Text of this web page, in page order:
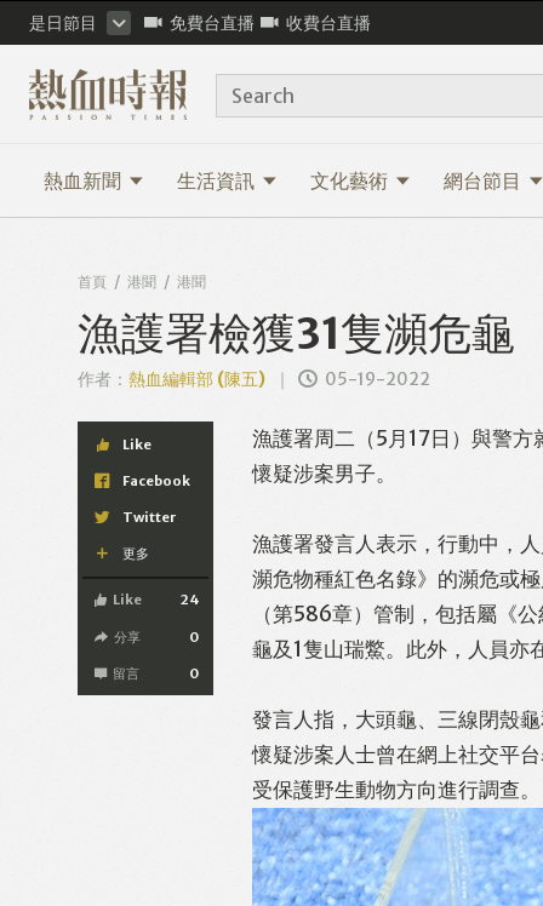
是日節目 免費台直播 收費台直播
熱血新聞 生活資訊 文化藝術 網台節目
Search
首頁 港聞 港聞
漁護署檢獲31隻瀕危
作者： 熱血編輯部 (陳五) 05-19-2022
Like
Facebook
Twitter
更多
Like 24
分享 0
留言 0
漁護署周二（5月17日）與警
懷疑涉案男子。
漁護署發言人表示，行動中，
瀕危物種紅色名錄》的瀕危或
（第586章）管制，包括屬《
龜及1隻山瑞鱉。此外，人員亦
發言人指，大頭龜、三線閉殼
懷疑涉案人士曾在網上社交平
受保護野生動物方向進行調查。